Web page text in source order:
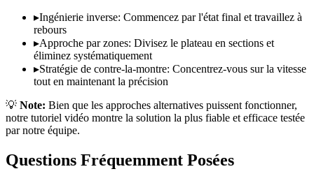
▸Ingénierie inverse: Commencez par l'état final et travaillez à
rebours
▸Approche par zones: Divisez le plateau en sections et
éliminez systématiquement
▸Stratégie de contre-la-montre: Concentrez-vous sur la vitesse
tout en maintenant la précision
💡 Note: Bien que les approches alternatives puissent fonctionner,
notre tutoriel vidéo montre la solution la plus fiable et efficace testée
par notre équipe.
Questions Fréquemment Posées